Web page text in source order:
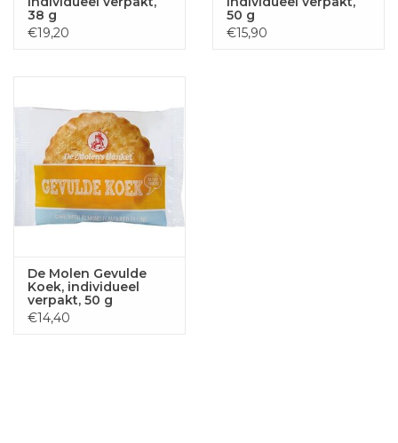
38 g
€19,20
50 g
€15,90
De Molen Gevulde
Koek, individueel
verpakt, 50 g
€14,40